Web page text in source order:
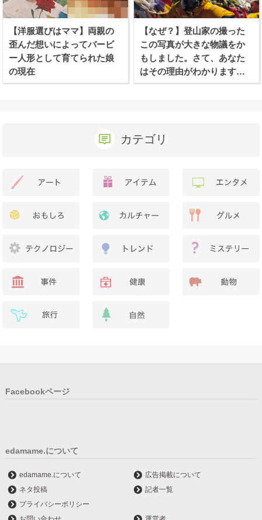
【洋服選びはママ】両親の
歪んだ想いによってバービ
ー人形として育てられた娘
の現在
【なぜ？】登山家の撮った
この写真が大きな物議をか
もしました。さて、あなた
はその理由がわかります
か？
カテゴリ
Facebookページ
edamame.について
edamame.について
広告掲載について
ネタ投稿
記者一覧
プライバシーポリシー